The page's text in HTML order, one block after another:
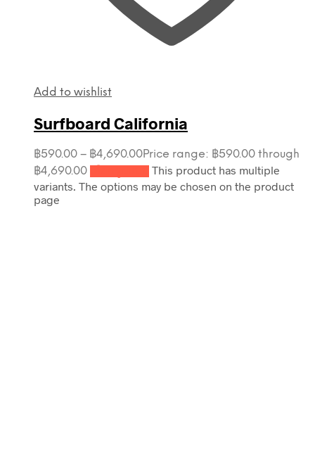
Add to wishlist
Surfboard California
฿590.00 – ฿4,690.00Price range: ฿590.00 through
฿4,690.00
This product has multiple
variants. The options may be chosen on the product
page